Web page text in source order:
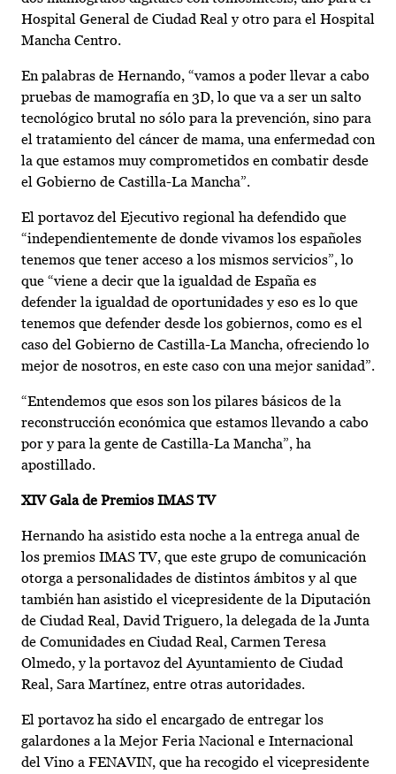
Hospital General de Ciudad Real y otro para el Hospital
Mancha Centro.
En palabras de Hernando, “vamos a poder llevar a cabo
pruebas de mamografía en 3D, lo que va a ser un salto
tecnológico brutal no sólo para la prevención, sino para
el tratamiento del cáncer de mama, una enfermedad con
la que estamos muy comprometidos en combatir desde
el Gobierno de Castilla-La Mancha”.
El portavoz del Ejecutivo regional ha defendido que
“independientemente de donde vivamos los españoles
tenemos que tener acceso a los mismos servicios”, lo
que “viene a decir que la igualdad de España es
defender la igualdad de oportunidades y eso es lo que
tenemos que defender desde los gobiernos, como es el
caso del Gobierno de Castilla-La Mancha, ofreciendo lo
mejor de nosotros, en este caso con una mejor sanidad”.
“Entendemos que esos son los pilares básicos de la
reconstrucción económica que estamos llevando a cabo
por y para la gente de Castilla-La Mancha”, ha
apostillado.
XIV Gala de Premios IMAS TV
Hernando ha asistido esta noche a la entrega anual de
los premios IMAS TV, que este grupo de comunicación
otorga a personalidades de distintos ámbitos y al que
también han asistido el vicepresidente de la Diputación
de Ciudad Real, David Triguero, la delegada de la Junta
de Comunidades en Ciudad Real, Carmen Teresa
Olmedo, y la portavoz del Ayuntamiento de Ciudad
Real, Sara Martínez, entre otras autoridades.
El portavoz ha sido el encargado de entregar los
galardones a la Mejor Feria Nacional e Internacional
del Vino a FENAVIN, que ha recogido el vicepresidente